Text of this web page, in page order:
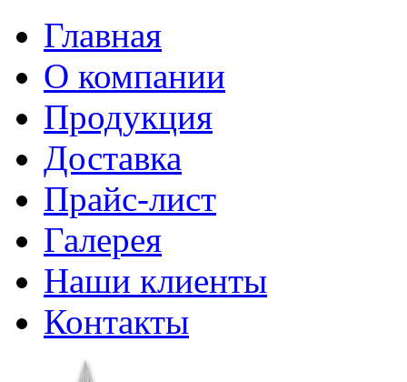
Главная
О компании
Продукция
Доставка
Прайс-лист
Галерея
Наши клиенты
Контакты